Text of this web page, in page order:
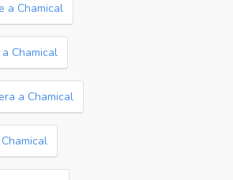
a Chamical
Chamical
a Chamical